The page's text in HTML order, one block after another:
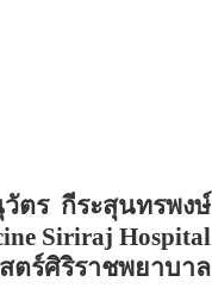
ตร กีระสุนทรพงษ์
Siriraj Hospital
ร์ศิริราชพยาบาล